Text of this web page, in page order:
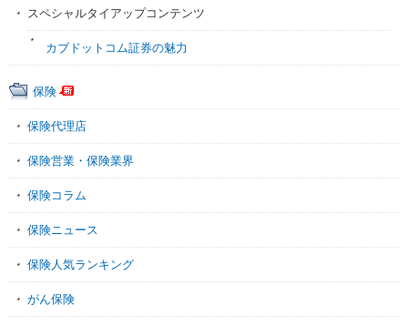
スペシャルタイアップコンテンツ
カブドットコム証券の魅力
保険
保険代理店
保険営業・保険業界
保険コラム
保険ニュース
保険人気ランキング
がん保険